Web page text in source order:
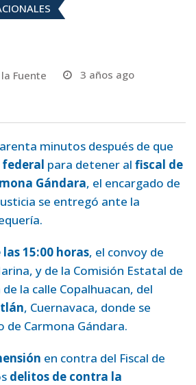
Fuente
3 años ago
minutos después de que
para detener al fiscal de
Gándara, el encargado de
se entregó ante la
15:00 horas, el convoy de
y de la Comisión Estatal de
la calle Copalhuacan, del
, Cuernavaca, donde se
de Carmona Gándara.
en contra del Fiscal de
delitos de contra la